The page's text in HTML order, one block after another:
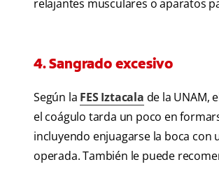
relajantes musculares o aparatos
4. Sangrado excesivo
Según la FES Iztacala de la UNAM,
el coágulo tarda un poco en
incluyendo enjuagarse la boca
operada. También le puede